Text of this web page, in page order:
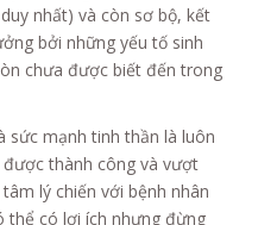
nhất) và còn sơ bộ, kết
bởi những yếu tố sinh
chưa được biết đến trong
sức mạnh tinh thần là luôn
thành công và vượt
lý chiến với bệnh nhân
thể có lợi ích nhưng đừng